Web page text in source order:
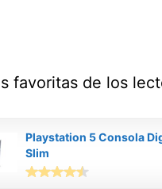
favoritas de los
Playstation 5 Consola
Slim